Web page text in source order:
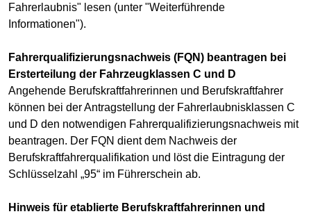
Fahrerlaubnis" lesen (unter "Weiterführende
Informationen").
Fahrerqualifizierungsnachweis (FQN) beantragen bei
Ersterteilung der Fahrzeugklassen C und D
Angehende Berufskraftfahrerinnen und Berufskraftfahrer
können bei der Antragstellung der Fahrerlaubnisklassen C
und D den notwendigen Fahrerqualifizierungsnachweis mit
beantragen. Der FQN dient dem Nachweis der
Berufskraftfahrerqualifikation und löst die Eintragung der
Schlüsselzahl „95“ im Führerschein ab.
Hinweis für etablierte Berufskraftfahrerinnen und